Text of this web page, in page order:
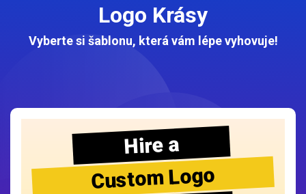
Logo Krásy
Vyberte si šablonu, která vám lépe vyhovuje!
Hire a
Custom Logo